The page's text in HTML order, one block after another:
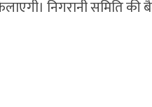
निगरानी समिति की